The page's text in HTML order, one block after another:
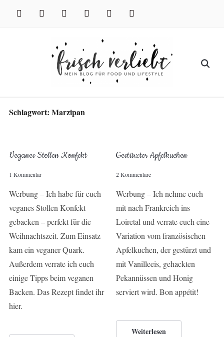
facebook instagram pinterest twitter xing youtube
Search
Schlagwort: Marzipan
Veganes Stollen Konfekt
1 Kommentar
Werbung – Ich habe für euch
veganes Stollen Konfekt
gebacken – perfekt für die
Weihnachtszeit. Zum Einsatz
kam ein veganer Quark.
Außerdem verrate ich euch
einige Tipps beim veganen
Backen. Das Rezept findet ihr
hier.
Gestürzter Apfelkuchen
2 Kommentare
Werbung – Ich nehme euch
mit nach Frankreich ins
Loiretal und verrate euch eine
Variation vom französischen
Apfelkuchen, der gestürzt und
mit Vanilleeis, gehackten
Pekannüssen und Honig
serviert wird. Bon appétit!
Weiterlesen